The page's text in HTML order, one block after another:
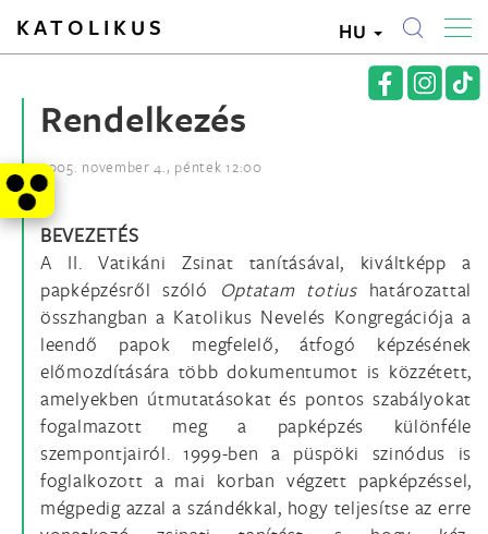
KATOLIKUS HU
Rendelkezés
2005. november 4., péntek 12:00
BEVEZETÉS
A II. Vatikáni Zsinat tanításával, kiváltképp a
papképzésről szóló
Optatam totiushatározattal
összhangban a Katolikus Nevelés Kongregációja a
leendő papok megfelelő, átfogó képzésének
előmozdítására több dokumentumot is közzétett,
amelyekben útmutatásokat és pontos szabályokat
fogalmazott meg a papképzés különféle
szempontjairól. 1999-ben a püspöki szinódus is
foglalkozott a mai korban végzett papképzéssel,
mégpedig azzal a szándékkal, hogy teljesítse az erre